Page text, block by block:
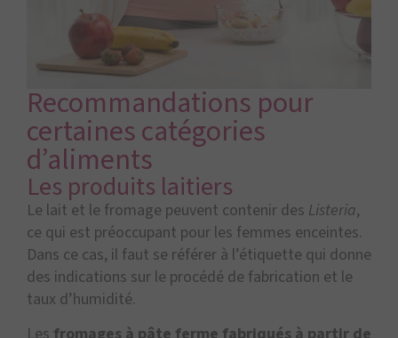
Recommandations pour
certaines catégories
d’aliments
Les produits laitiers
Le lait et le fromage peuvent contenir des Listeria,
ce qui est préoccupant pour les femmes enceintes.
Dans ce cas, il faut se référer à l’étiquette qui donne
des indications sur le procédé de fabrication et le
taux d’humidité.